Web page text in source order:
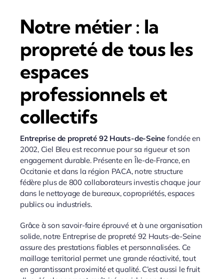
Notre métier : la
propreté de tous les
espaces
professionnels et
collectifs
Entreprise de propreté 92 Hauts-de-Seinefondée en
2002, Ciel Bleu est reconnue pour sa rigueur et son
engagement durable. Présente en Île-de-France, en
Occitanie et dans la région PACA, notre structure
fédère plus de 800 collaborateurs investis chaque jour
dans le nettoyage de bureaux, copropriétés, espaces
publics ou industriels.
Grâce à son savoir-faire éprouvé et à une organisation
solide, notre Entreprise de propreté 92 Hauts-de-Seine
assure des prestations fiables et personnalisées. Ce
maillage territorial permet une grande réactivité, tout
en garantissant proximité et qualité. C’est aussi le fruit